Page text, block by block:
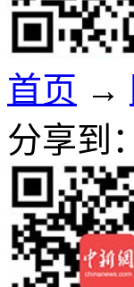
首页 →
分享到：